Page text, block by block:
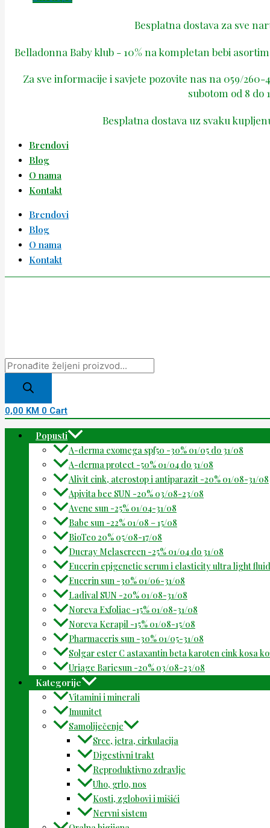
Besplatna dostava za sve
Belladonna Baby klub - 10% na kompletan bebi
Za sve informacije i savjete pozovite nas na 059/
subotom od 8 do
Besplatna dostava uz svaku
Brendovi
Blog
O nama
Kontakt
Brendovi
Blog
O nama
Kontakt
0,00 KM 0 Cart
Popusti
A-derma exomega spf50 -30% 01/05 do 31/08
A-derma protect -50% 01/04 do 31/08
Alivit cink, aterostop i antiparazit -20% 01/08-31/08
Apivita bee SUN -20% 03/08-23/08
Avene sun -25% 01/04-31/08
Babe sun -22% 01/08 – 15/08
BioTeo 20% 05/08-17/08
Ducray Melascreen -25% 01/04 do 31/08
Eucerin epigenetic serum i elasticity ultra light
Eucerin sun -30% 01/06-31/08
Ladival SUN -20% 01/08-31/08
Noreva Exfoliac -15% 01/08-31/08
Noreva Kerapil -15% 01/08-15/08
Pharmaceris sun -30% 01/05-31/08
Solgar ester C astaxantin beta karoten cink kosa
Uriage Bariesun -20% 03/08-23/08
Kategorije
Vitamini i minerali
Imunitet
Samoliječenje
Srce, jetra, cirkulacija
Digestivni trakt
Reproduktivno zdravlje
Uho, grlo, nos
Kosti, zglobovi i mišići
Nervni sistem